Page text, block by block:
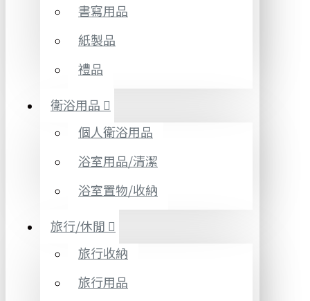
書寫用品
紙製品
禮品
衛浴用品
個人衛浴用品
浴室用品/清潔
浴室置物/收納
旅行/休閒
旅行收納
旅行用品